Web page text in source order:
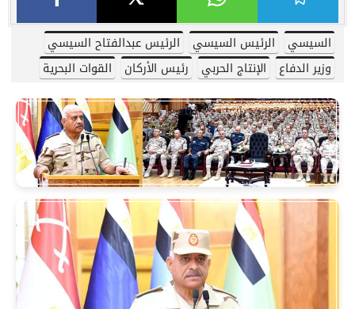
السيسي الرئيس السيسي
الرئيس عبدالفتاح السيسي
وزير الدفاع
الإنتاج الحربي رئيس الأركان القوات البحرية